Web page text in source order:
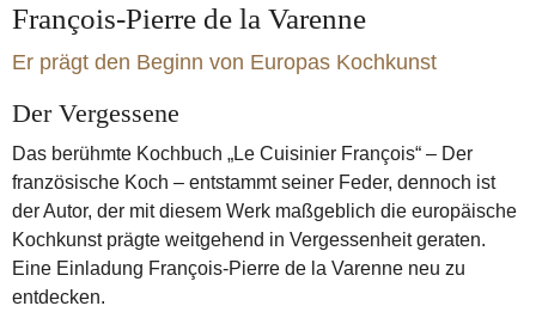
Kochkunst
Kulinarik Mittelalter Hamburg
François-Pierre de la Varenne
Er prägt den Beginn von Europas Kochkunst
Der Vergessene
Das berühmte Kochbuch „Le Cuisinier François“ – Der
französische Koch – entstammt seiner Feder, dennoch ist
der Autor, der mit diesem Werk maßgeblich die europäische
Kochkunst prägte weitgehend in Vergessenheit geraten.
Eine Einladung François-Pierre de la Varenne neu zu
entdecken.